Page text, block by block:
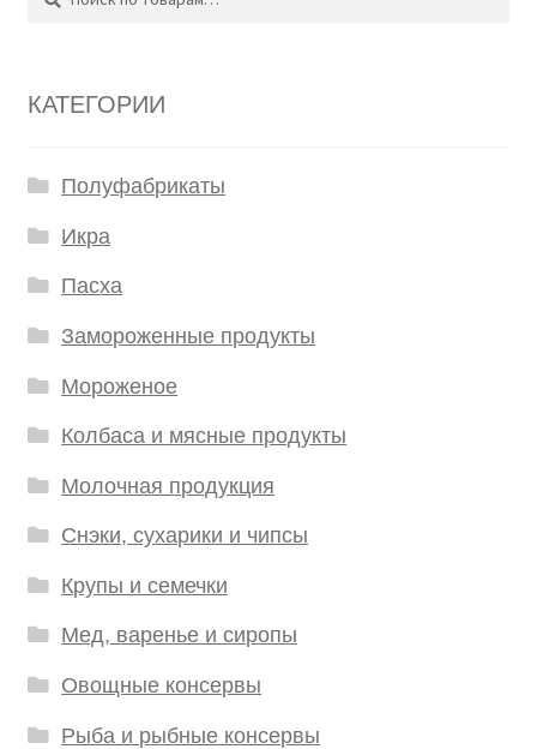
КАТЕГОРИИ
Полуфабрикаты
Икра
Пасха
Замороженные продукты
Мороженое
Колбаса и мясные продукты
Молочная продукция
Снэки, сухарики и чипсы
Крупы и семечки
Мед, варенье и сиропы
Овощные консервы
Рыба и рыбные консервы